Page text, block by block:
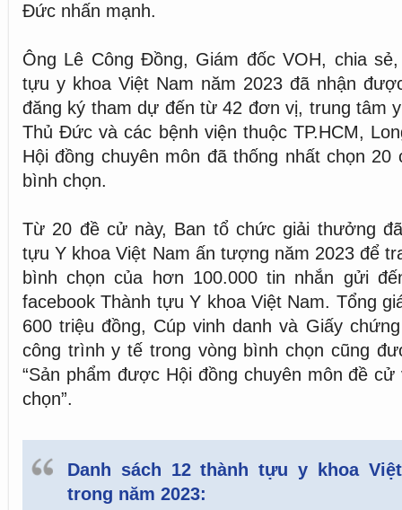
Đức nhấn mạnh.
Ông Lê Công Đồng, Giám đốc VOH, chia
tựu y khoa Việt Nam năm 2023 đã nhận
đăng ký tham dự đến từ 42 đơn vị, trung tâm
Thủ Đức và các bệnh viện thuộc TP.HCM,
Hội đồng chuyên môn đã thống nhất chọn 20
bình chọn.
Từ 20 đề cử này, Ban tổ chức giải thưởng
tựu Y khoa Việt Nam ấn tượng năm 2023 để
bình chọn của hơn 100.000 tin nhắn gửi
facebook Thành tựu Y khoa Việt Nam. Tổng
600 triệu đồng, Cúp vinh danh và Giấy
công trình y tế trong vòng bình chọn cũng
“Sản phẩm được Hội đồng chuyên môn đề
chọn”.
Danh sách 12 thành tựu y khoa
trong năm 2023: